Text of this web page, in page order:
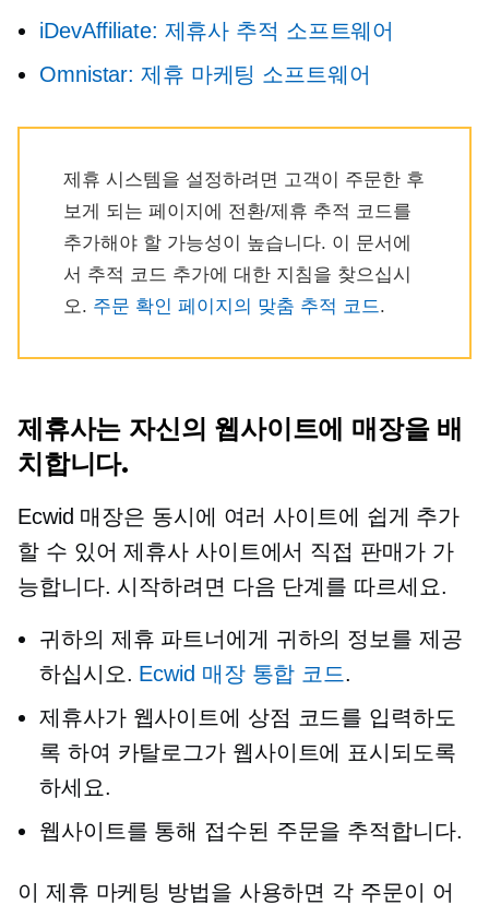
iDevAffiliate: 제휴사 추적 소프트웨어
Omnistar: 제휴 마케팅 소프트웨어
제휴 시스템을 설정하려면 고객이 주문한 후
보게 되는 페이지에 전환/제휴 추적 코드를
추가해야 할 가능성이 높습니다. 이 문서에
서 추적 코드 추가에 대한 지침을 찾으십시
오. 주문 확인 페이지의 맞춤 추적 코드.
제휴사는 자신의 웹사이트에 매장을 배
치합니다.
Ecwid 매장은 동시에 여러 사이트에 쉽게 추가
할 수 있어 제휴사 사이트에서 직접 판매가 가
능합니다. 시작하려면 다음 단계를 따르세요.
귀하의 제휴 파트너에게 귀하의 정보를 제공
하십시오. Ecwid 매장 통합 코드.
제휴사가 웹사이트에 상점 코드를 입력하도
록 하여 카탈로그가 웹사이트에 표시되도록
하세요.
웹사이트를 통해 접수된 주문을 추적합니다.
이 제휴 마케팅 방법을 사용하면 각 주문이 어